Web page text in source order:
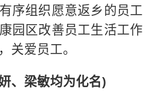
序组织愿意返乡的员工
园区改善员工生活工作
关爱员工。
、梁敏均为化名)